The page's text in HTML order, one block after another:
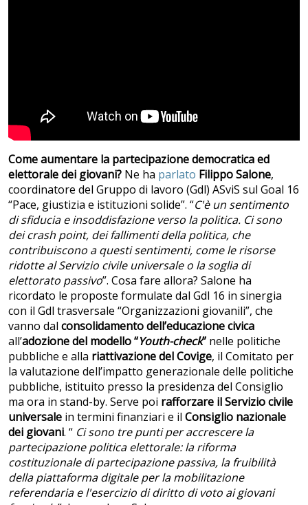
Come aumentare la partecipazione democratica ed
elettorale dei giovani? Ne ha parlato Filippo Salone,
coordinatore del Gruppo di lavoro (Gdl) ASviS sul Goal 16
“Pace, giustizia e istituzioni solide”. “C'è un sentimento
di sfiducia e insoddisfazione verso la politica. Ci sono
dei crash point, dei fallimenti della politica, che
contribuiscono a questi sentimenti, come le risorse
ridotte al Servizio civile universale o la soglia di
elettorato passivo”. Cosa fare allora? Salone ha
ricordato le proposte formulate dal Gdl 16 in sinergia
con il Gdl trasversale “Organizzazioni giovanili”, che
vanno dal consolidamento dell’educazione civica
all’adozione del modello “Youth-check” nelle politiche
pubbliche e alla riattivazione del Covige, il Comitato per
la valutazione dell’impatto generazionale delle politiche
pubbliche, istituito presso la presidenza del Consiglio
ma ora in stand-by. Serve poi rafforzare il Servizio civile
universale in termini finanziari e il Consiglio nazionale
dei giovani. “ Ci sono tre punti per accrescere la
partecipazione politica elettorale: la riforma
costituzionale di partecipazione passiva, la fruibilità
della piattaforma digitale per la mobilitazione
referendaria e l'esercizio di diritto di voto ai giovani